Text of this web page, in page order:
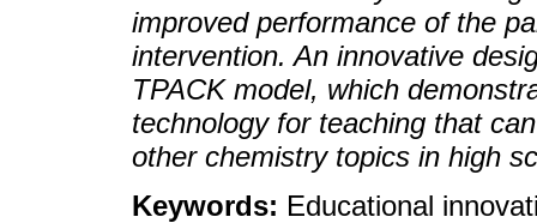
improved performance of the
intervention. An innovative
TPACK model, which
technology for teaching that
other chemistry topics in high
Keywords: Educational